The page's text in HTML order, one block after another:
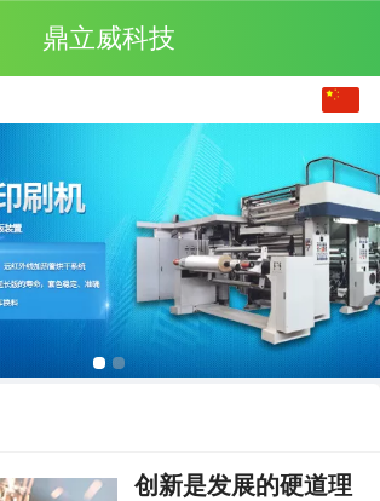
鼎立威科技
English
繁体
日本語
创新是发展的硬道理